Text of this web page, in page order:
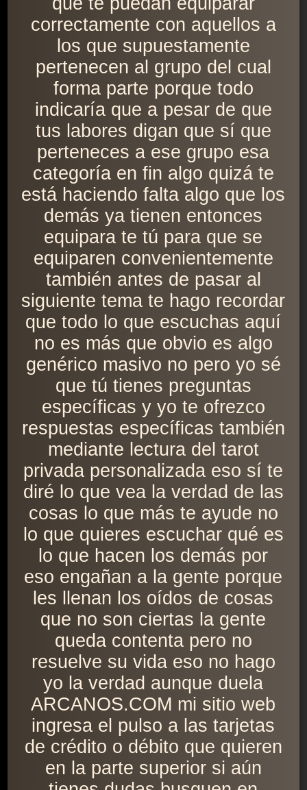
correctamente con aquellos a
los que supuestamente
pertenecen al grupo del cual
forma parte porque todo
indicaría que a pesar de que
tus labores digan que sí que
perteneces a ese grupo esa
categoría en fin algo quizá te
está haciendo falta algo que los
demás ya tienen entonces
equipara te tú para que se
equiparen convenientemente
también antes de pasar al
siguiente tema te hago recordar
que todo lo que escuchas aquí
no es más que obvio es algo
genérico masivo no pero yo sé
que tú tienes preguntas
específicas y yo te ofrezco
respuestas específicas también
mediante lectura del tarot
privada personalizada eso sí te
diré lo que vea la verdad de las
cosas lo que más te ayude no
lo que quieres escuchar qué es
lo que hacen los demás por
eso engañan a la gente porque
les llenan los oídos de cosas
que no son ciertas la gente
queda contenta pero no
resuelve su vida eso no hago
yo la verdad aunque duela
ARCANOS.COM mi sitio web
ingresa el pulso a las tarjetas
de crédito o débito que quieren
en la parte superior si aún